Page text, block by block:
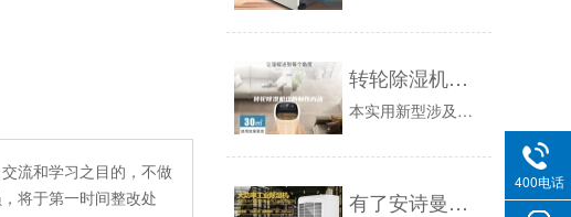
流和学习之目的，不做
将于第一时间整改处
转轮除湿机组的制作方法
本实用新型涉及一种转轮除湿机组。背景技术：随着科技的进步，许多行业对空气的温湿度要求越来越高，转轮除湿机已广泛应用于国防、电子、航空、医药、...
有了安诗曼除湿机，还怕什么梅雨季
400电话